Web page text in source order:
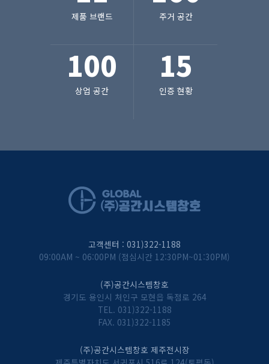
제품 브랜드 주거 공간
100
상업 공간
15
인증 현황
고객센터 : 031)322-1188
09:00AM ~ 06:00PM (점심시간 12:30PM~01:30PM)
(주)공간시스템창호
경기도 용인시 처인구 모현읍 독점로 264
TEL. 031)322-1188
FAX. 031)322-1185
(주)공간시스템창호 제주전시장